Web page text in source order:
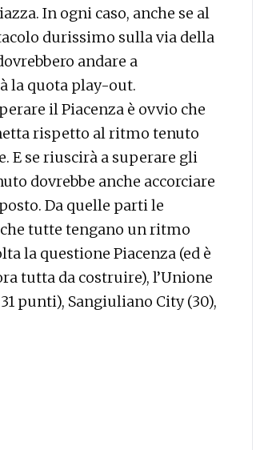
In ogni caso, anche se al
durissimo sulla via della
andare a
la quota play-out.
il Piacenza è ovvio che
rispetto al ritmo tenuto
E se riuscirà a superare gli
dovrebbe anche accorciare
Da quelle parti le
tutte tengano un ritmo
la questione Piacenza (ed è
tutta da costruire), l’Unione
punti), Sangiuliano City (30),